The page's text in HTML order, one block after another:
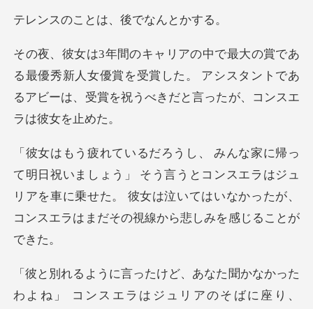
とは、後でな
秀新人女優賞を受賞した。 アシスタントであ
るアビーは、
」 そう言うとコンスエラはジュ
リアを車に乗せた。 彼女は泣いてはい
わよね」 コンスエラはジュリアのそばに座り、